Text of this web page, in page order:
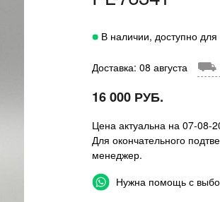
В наличии, доступно для
Доставка: 08 августа ⛟
16 000 РУБ.
Цена актуальна на 07-08-
Для окончательного
менеджер.
Нужна помощь с